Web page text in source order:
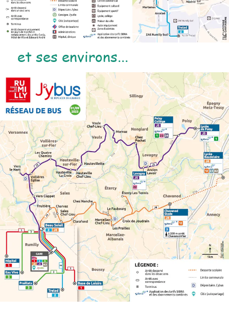
et ses environs...